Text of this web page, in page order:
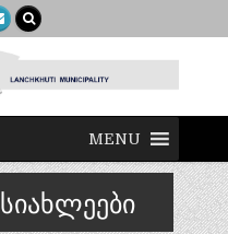
MENU
_სიახლეები